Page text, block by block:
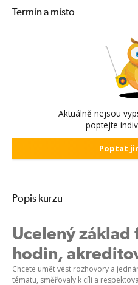
Termín a místo
Aktuálně nejsou
poptejte
Poptat
Popis kurzu
Ucelený základ
hodin,
Chcete umět vést rozhovory a
tématu, směřovaly k cíli a